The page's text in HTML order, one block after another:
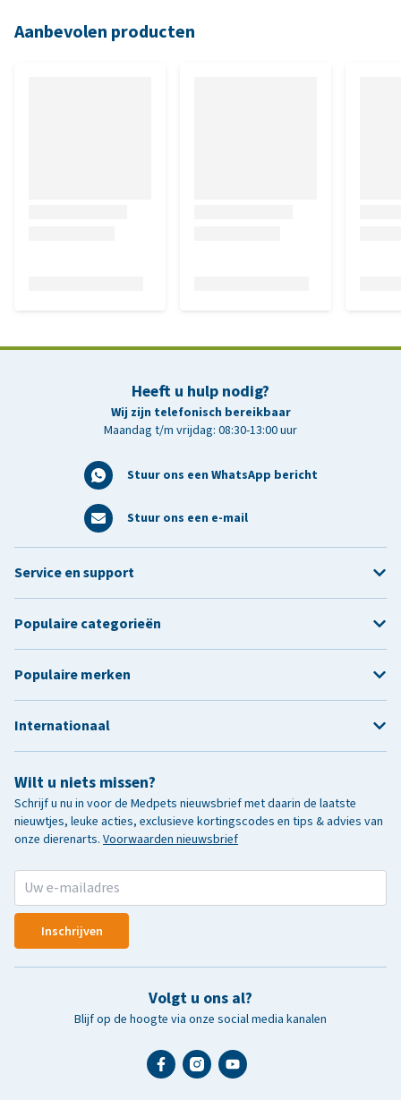
Aanbevolen producten
Heeft u hulp nodig?
Wij zijn telefonisch bereikbaar
Maandag t/m vrijdag: 08:30-13:00 uur
Stuur ons een WhatsApp bericht
Stuur ons een e-mail
Wilt u niets missen?
Schrijf u nu in voor de Medpets nieuwsbrief met daarin de laatste
nieuwtjes, leuke acties, exclusieve kortingscodes en tips & advies van
onze dierenarts. Voorwaarden nieuwsbrief
Inschrijven
Volgt u ons al?
Blijf op de hoogte via onze social media kanalen
Service en support
Populaire categorieën
Populaire merken
Internationaal